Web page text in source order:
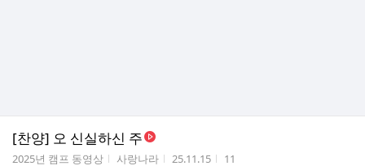
[찬양] 오 신실하신 주
게시판명
2025년 캠프 동영상 작성자
사랑나라 작성시간
25.11.15 조회수
11